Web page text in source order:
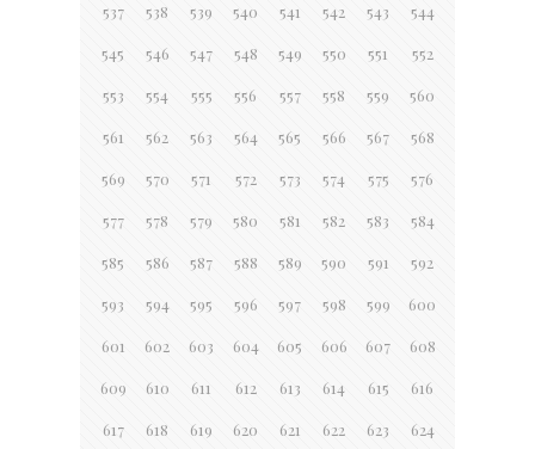
537 538 539 540 541 542 543 544
545 546 547 548 549 550 551 552
553 554 555 556 557 558 559 560
561 562 563 564 565 566 567 568
569 570 571 572 573 574 575 576
577 578 579 580 581 582 583 584
585 586 587 588 589 590 591 592
593 594 595 596 597 598 599 600
601 602 603 604 605 606 607 608
609 610 611 612 613 614 615 616
617 618 619 620 621 622 623 624